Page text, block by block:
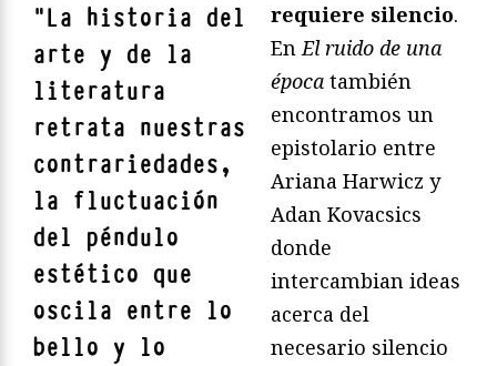
"La historia del
arte y de la
literatura
retrata nuestras
contrariedades,
la fluctuación
del péndulo
estético que
oscila entre lo
bello y lo
requiere silencio.
EnEl ruido de una
época también
encontramos un
epistolario entre
Ariana Harwicz y
Adan Kovacsics
donde
intercambian ideas
acerca del
necesario silencio